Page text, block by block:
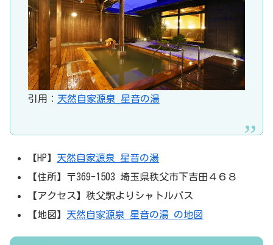
引用： 天然自家源泉 星音の湯
【HP】 天然自家源泉 星音の湯
【住所】〒369-1503 埼玉県秩父市下吉田４６８
【アクセス】秩父駅よりシャトルバス
【地図】 天然自家源泉 星音の湯 の地図